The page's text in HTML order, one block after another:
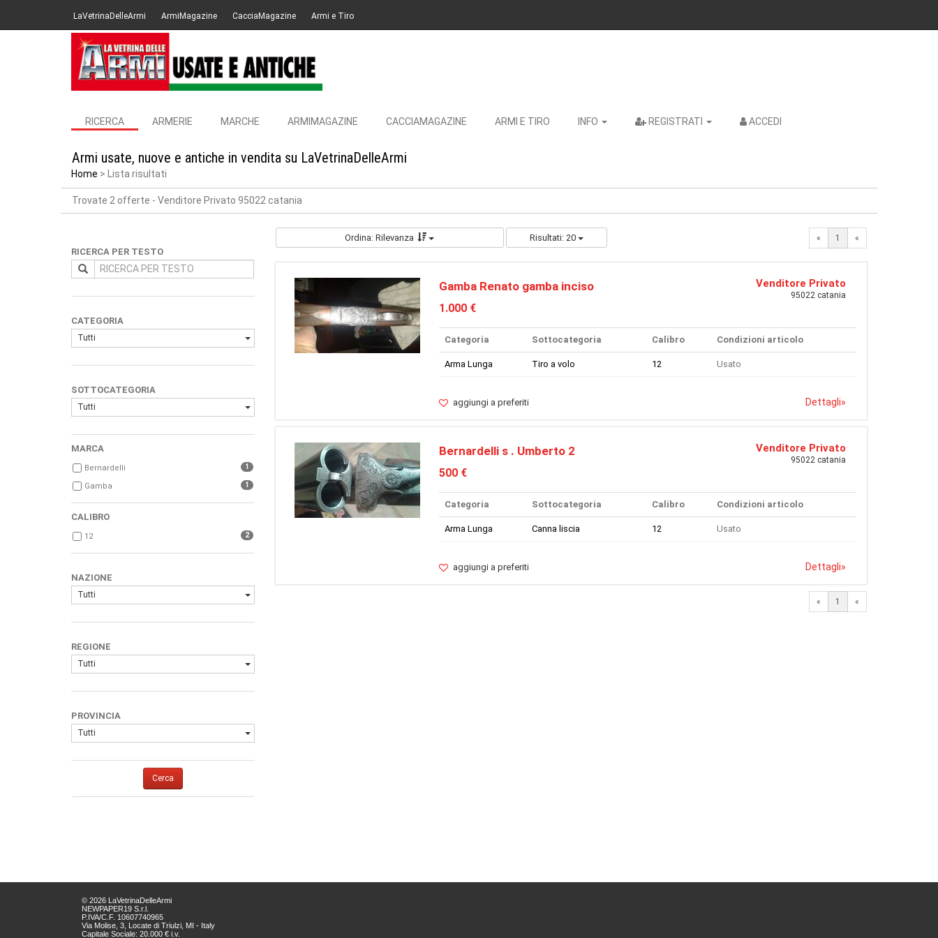
LaVetrinaDelleArmi ArmiMagazine CacciaMagazine Armi e Tiro
RICERCA ARMERIE MARCHE ARMIMAGAZINE CACCIAMAGAZINE ARMI E TIRO INFO REGISTRATI ACCEDI
Armi usate, nuove e antiche in vendita su LaVetrinaDelleArmi
Home Lista risultati
Trovate 2 offerte - Venditore Privato 95022 catania
RICERCA PER TESTO
CATEGORIA
Tutti
SOTTOCATEGORIA
Tutti
MARCA
Bernardelli 1
Gamba 1
CALIBRO
12 2
NAZIONE
Tutti
REGIONE
Tutti
PROVINCIA
Tutti
Cerca
Ordina: Rilevanza Risultati: 20 « 1 «
Gamba Renato gamba inciso
1.000 €
Venditore Privato
95022 catania
Categoria Sottocategoria Calibro Condizioni articolo
Arma Lunga Tiro a volo 12 Usato
aggiungi a preferiti Dettagli»
Bernardelli s . Umberto 2
500 €
Venditore Privato
95022 catania
Categoria Sottocategoria Calibro Condizioni articolo
Arma Lunga Canna liscia 12 Usato
aggiungi a preferiti Dettagli»
« 1 «
© 2026 LaVetrinaDelleArmi
NEWPAPER19 S.r.l.
P.IVA/C.F. 10607740965
Via Molise, 3, Locate di Triulzi, MI - Italy
Capitale Sociale: 20.000 € i.v.